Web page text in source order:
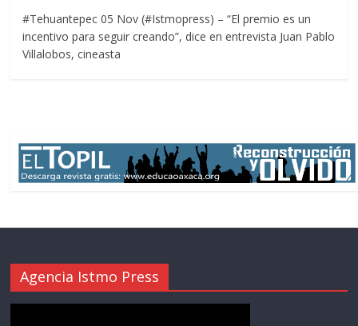
#Tehuantepec 05 Nov (#Istmopress) – “El premio es un
incentivo para seguir creando”, dice en entrevista Juan Pablo
Villalobos, cineasta
Agencia Istmo Press